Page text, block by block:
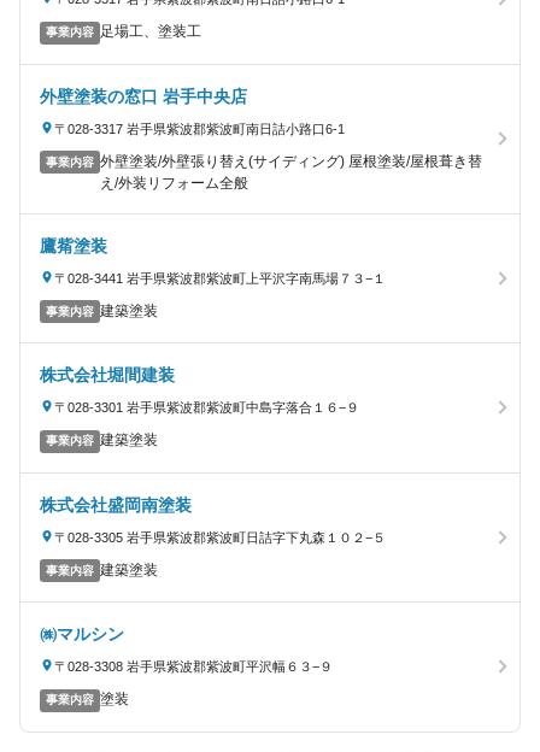
事業内容 足場工、塗装工
外壁塗装の窓口 岩手中央店
〒028-3317 岩手県紫波郡紫波町南日詰小路口6-1
事業内容 外壁塗装/外壁張り替え(サイディング) 屋根塗装/屋根葺き替
え/外装リフォーム全般
鷹觜塗装
〒028-3441 岩手県紫波郡紫波町上平沢字南馬場７３−１
事業内容 建築塗装
株式会社堀間建装
〒028-3301 岩手県紫波郡紫波町中島字落合１６−９
事業内容 建築塗装
株式会社盛岡南塗装
〒028-3305 岩手県紫波郡紫波町日詰字下丸森１０２−５
事業内容 建築塗装
㈱マルシン
〒028-3308 岩手県紫波郡紫波町平沢幅６３−９
事業内容 塗装